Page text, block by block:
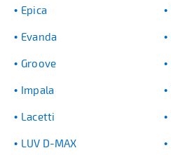
Epica
Evanda
Groove
Impala
Lacetti
LUV D-MAX